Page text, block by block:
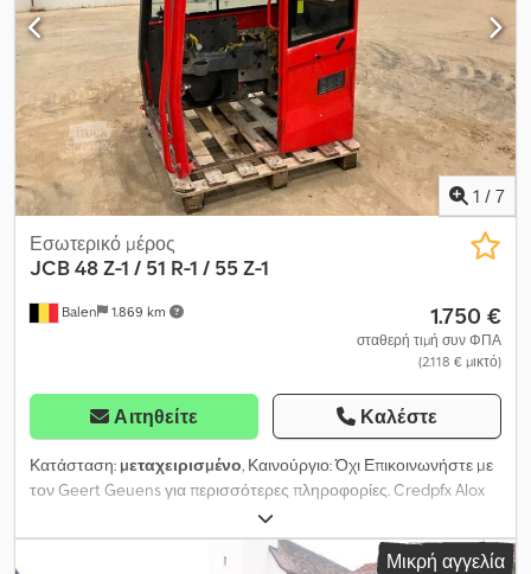
1 / 7
Balen 1.869 km
Εσωτερικό μέρος
JCB48 Z-1 / 51 R-1 / 55 Z-1
1.750 €
σταθερή τιμή συν ΦΠΑ
(2.118 € μικτό)
Αιτηθείτε Καλέστε
Κατάσταση: μεταχειρισμένο, Καινούργιο: Όχι Επικοινωνήστε με
τον Geert Geuens για περισσότερες πληροφορίες. Credpfx Alox
Μικρή αγγελία